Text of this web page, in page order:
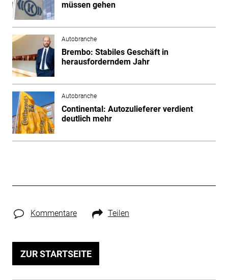
müssen gehen
Autobranche
Brembo: Stabiles Geschäft in
herausforderndem Jahr
Autobranche
Continental: Autozulieferer verdient
deutlich mehr
Kommentare Teilen
ZUR STARTSEITE